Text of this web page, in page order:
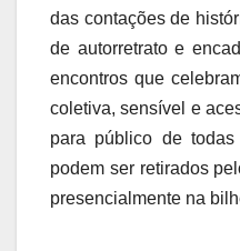
das contações de
de autorretrato e
encontros que
coletiva, sensível e
para público de
podem ser retirados
presencialmente na